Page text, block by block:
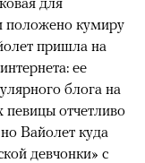
положено кумиру
пришла на
ее
блога на
певицы отчетливо
Вайолет куда
девчонки» с